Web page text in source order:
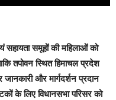
सहायता समूहों की महिलाओं को
तपोवन स्थित हिमाचल प्रदेश
और मार्गदर्शन प्रदान
के लिए विधानसभा परिसर को